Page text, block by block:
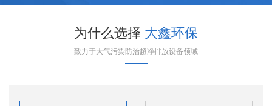
为什么选择 大鑫环保
致力于大气污染防治超净排放设备领域